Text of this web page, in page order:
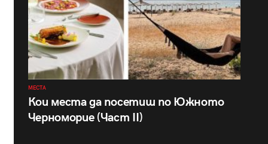
МЕСТА
Кои места да посетиш по Южното
Черноморие (Част II)